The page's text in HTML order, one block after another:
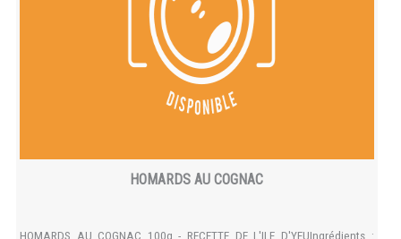
HOMARDS AU COGNAC
HOMARDS AU COGNAC 100g - RECETTE DE L'ILE D'YEUIngrédients :